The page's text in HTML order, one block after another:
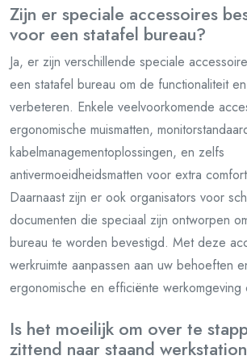
Zijn er speciale accessoires
voor een statafel bureau?
Ja, er zijn verschillende speciale
een statafel bureau om de functionaliteit
verbeteren. Enkele veelvoorkomende
ergonomische muismatten,
kabelmanagementoplossingen, en zelfs
antivermoeidheidsmatten voor extra
Daarnaast zijn er ook organisators voor
documenten die speciaal zijn ontworpen
bureau te worden bevestigd. Met deze
werkruimte aanpassen aan uw behoeften
ergonomische en efficiënte werkomgeving
Is het moeilijk om over te
zittend naar staand